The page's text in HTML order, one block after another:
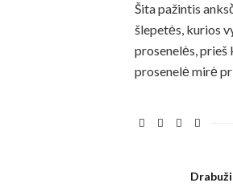
Šita pažintis
šlepetės, kurios
prosenelės, prieš
prosenelė mirė